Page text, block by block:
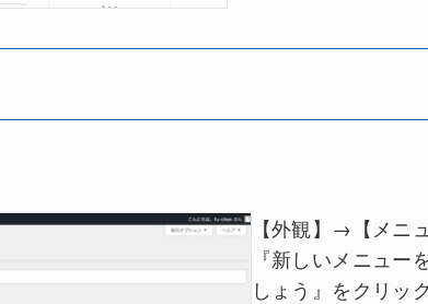
【外観】→【メニ
『新しいメニュー
しょう』をクリック